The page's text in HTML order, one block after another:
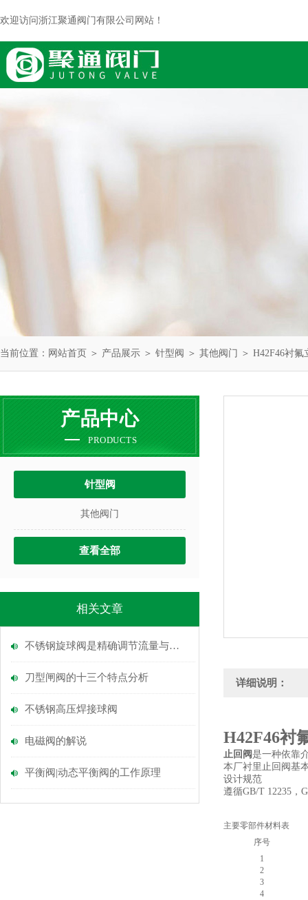
欢迎访问浙江聚通阀门有限公司网站！
当前位置： 网站首页 ＞ 产品展示 ＞ 针型阀 ＞ 其他阀门 ＞ H42F46衬
产品中心
PRODUCTS
针型阀
其他阀门
查看全部
相关文章
不锈钢旋球阀是精确调节流量与压力的理想选择
刀型闸阀的十三个特点分析
不锈钢高压焊接球阀
电磁阀的解说
平衡阀|动态平衡阀的工作原理
详细说明：
H42F46衬
止回阀是一种依靠
本厂衬里止回阀基
设计规范
遵循GB/T 12235，
主要零部件材料表
序号
1
2
3
4